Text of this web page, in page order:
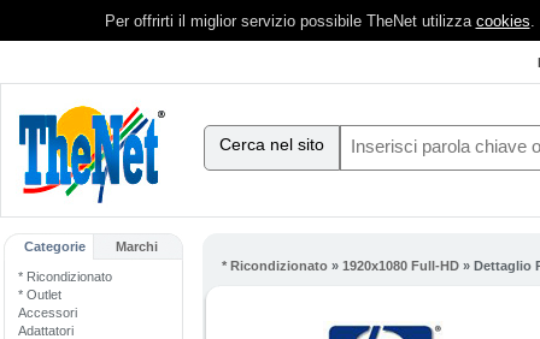
Per offrirti il miglior servizio possibile TheNet utilizza cookies.
Cerca nel sito
Categorie Marchi
* Ricondizionato
* Outlet
Accessori
Adattatori
* Ricondizionato » 1920x1080 Full-HD » Dettaglio